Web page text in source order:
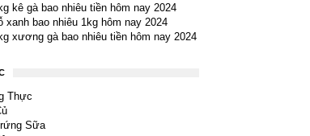
kê gà bao nhiêu tiền hôm nay 2024
xanh bao nhiêu 1kg hôm nay 2024
xương gà bao nhiêu tiền hôm nay 2024
Thực
Sữa